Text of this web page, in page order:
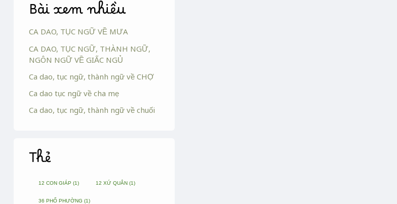
Bài xem nhiều
CA DAO, TỤC NGỮ VỀ MƯA
CA DAO, TỤC NGỮ, THÀNH NGỮ,
NGÔN NGỮ VỀ GIẤC NGỦ
Ca dao, tục ngữ, thành ngữ về CHỢ
Ca dao tục ngữ về cha mẹ
Ca dao, tục ngữ, thành ngữ về chuối
Thẻ
12 CON GIÁP (1) 12 XỨ QUÂN (1)
36 PHỐ PHƯỜNG (1)